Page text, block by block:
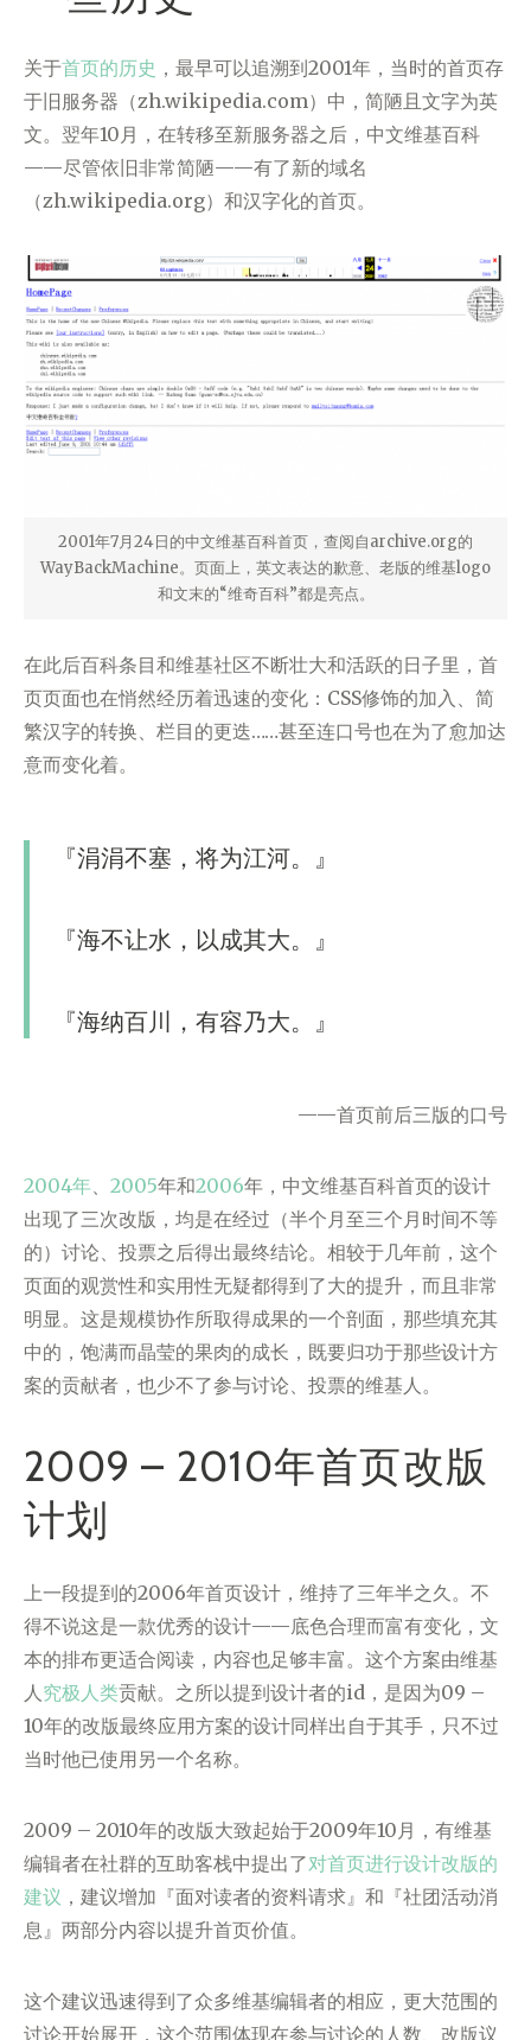
关于首页的历史 ，最早可以追溯到2001年，当时的首页存
于旧服务器（zh.wikipedia.com）中，简陋且文字为英
文。翌年10月，在转移至新服务器之后，中文维基百科
——尽管依旧非常简陋——有了新的域名
（zh.wikipedia.org）和汉字化的首页。
2001年7月24日的中文维基百科首页，查阅自archive.org的
WayBackMachine。页面上，英文表达的歉意、老版的维基logo
和文末的“维奇百科”都是亮点。
在此后百科条目和维基社区不断壮大和活跃的日子里，首
页页面也在悄然经历着迅速的变化：CSS修饰的加入、简
繁汉字的转换、栏目的更迭……甚至连口号也在为了愈加达
意而变化着。
『涓涓不塞，将为江河。』
『海不让水，以成其大。』
『海纳百川，有容乃大。』
——首页前后三版的口号
2004年、 2005年和2006年，中文维基百科首页的设计
出现了三次改版，均是在经过（半个月至三个月时间不等
的）讨论、投票之后得出最终结论。相较于几年前，这个
页面的观赏性和实用性无疑都得到了大的提升，而且非常
明显。这是规模协作所取得成果的一个剖面，那些填充其
中的，饱满而晶莹的果肉的成长，既要归功于那些设计方
案的贡献者，也少不了参与讨论、投票的维基人。
2009 – 2010年首页改版
计划
上一段提到的2006年首页设计，维持了三年半之久。不
得不说这是一款优秀的设计——底色合理而富有变化，文
本的排布更适合阅读，内容也足够丰富。这个方案由维基
人 究极人类贡献。之所以提到设计者的id，是因为09 –
10年的改版最终应用方案的设计同样出自于其手，只不过
当时他已使用另一个名称。
2009 – 2010年的改版大致起始于2009年10月，有维基
编辑者在社群的互助客栈中提出了对首页进行设计改版的
建议 ，建议增加『面对读者的资料请求』和『社团活动消
息』两部分内容以提升首页价值。
这个建议迅速得到了众多维基编辑者的相应，更大范围的
讨论开始展开，这个范围体现在参与讨论的人数、改版议